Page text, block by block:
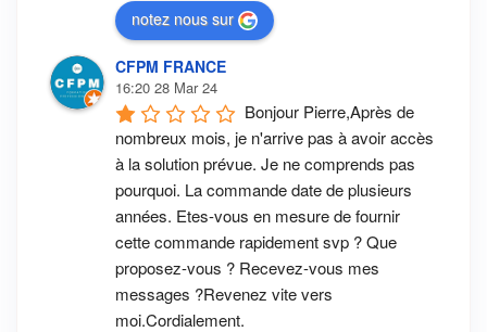
notez nous sur
CFPM FRANCE
16:20 28 Mar 24
Bonjour Pierre,Après de
nombreux mois, je n'arrive pas à avoir accès
à la solution prévue. Je ne comprends pas
pourquoi. La commande date de plusieurs
années. Etes-vous en mesure de fournir
cette commande rapidement svp ? Que
proposez-vous ? Recevez-vous mes
messages ?Revenez vite vers
moi.Cordialement.